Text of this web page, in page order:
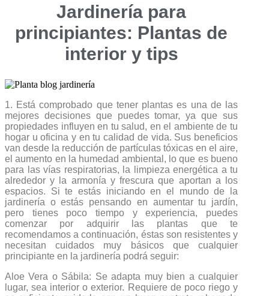
Jardinería para
principiantes: Plantas de
interior y tips
1. Está comprobado que tener plantas es una de las
mejores decisiones que puedes tomar, ya que sus
propiedades influyen en tu salud, en el ambiente de tu
hogar u oficina y en tu calidad de vida. Sus beneficios
van desde la reducción de partículas tóxicas en el aire,
el aumento en la humedad ambiental, lo que es bueno
para las vías respiratorias, la limpieza energética a tu
alrededor y la armonía y frescura que aportan a los
espacios. Si te estás iniciando en el mundo de la
jardinería o estás pensando en aumentar tu jardín,
pero tienes poco tiempo y experiencia, puedes
comenzar por adquirir las plantas que te
recomendamos a continuación, éstas son resistentes y
necesitan cuidados muy básicos que cualquier
principiante en la jardinería podrá seguir:
Aloe Vera o Sábila: Se adapta muy bien a cualquier
lugar, sea interior o exterior. Requiere de poco riego y